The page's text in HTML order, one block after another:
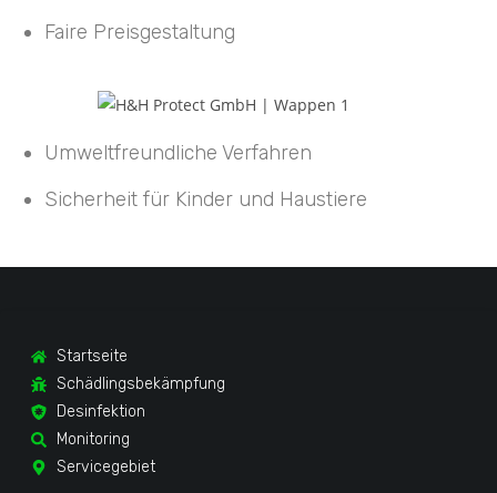
Faire Preisgestaltung
Umweltfreundliche Verfahren
Sicherheit für Kinder und Haustiere
Startseite
Schädlingsbekämpfung
Desinfektion
Monitoring
Servicegebiet